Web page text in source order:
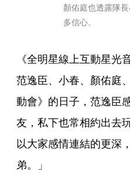
顏佑庭也透露隊
多信心。
《全明星線上互動星光
范逸臣、小春、顏佑庭
動會》的日子，范逸臣
友，私下也常相約出去
以大家感情連結的更深
弟。」